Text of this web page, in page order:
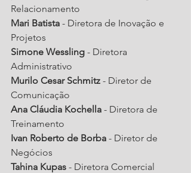
Relacionamento
Mari Batista - Diretora de Inovação e
Projetos
Simone Wessling - Diretora
Administrativo
Murilo Cesar Schmitz - Diretor de
Comunicação
Ana Cláudia Kochella - Diretora de
Treinamento
Ivan Roberto de Borba - Diretor de
Negócios
Tahina Kupas - Diretora Comercial